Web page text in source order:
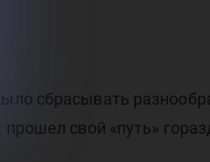
сбрасывать
свой «путь»